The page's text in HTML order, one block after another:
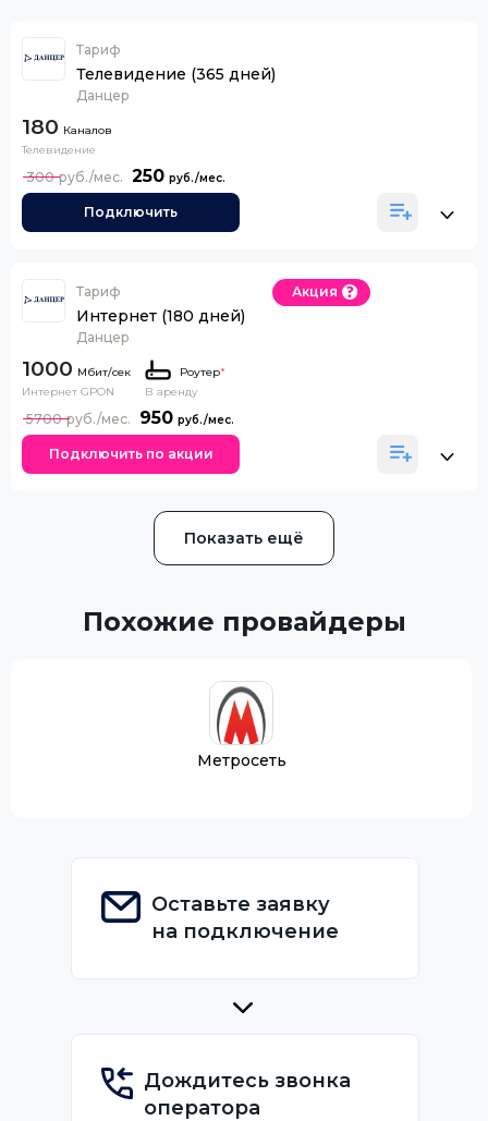
Тариф
Телевидение (365 дней)
Данцер
180 Каналов
Телевидение
250
300
Подключить
Тариф
Интернет (180 дней)
Данцер
Акция
1000
Интернет GPON
Роутер*
В аренду
950
5700
Подключить по акции
Показать ещё
Похожие провайдеры
Метросеть
Оставьте заявку
на подключение
Дождитесь звонка
оператора